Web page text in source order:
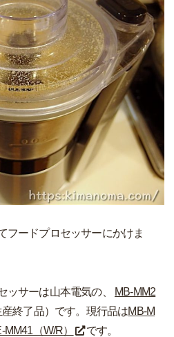
フードプロセッサーにかけま
ッサーは山本電気の、
MB-MM2
産終了品）です。現行品はMB-M
MM41（W/R） です。